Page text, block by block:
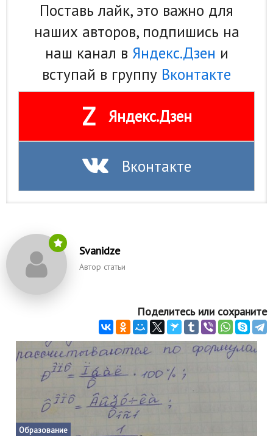
Бизнес
Хобби и развлечения
Юриспруденция
Образование
Наука и технологии
Поставь лайк, это важно для
наших авторов, подпишись на
наш канал в Яндекс.Дзен и
вступай в группу Вконтакте
Z Яндекс.Дзен
Вконтакте
Svanidze
Автор статьи
Поделитесь или сохраните
Образование